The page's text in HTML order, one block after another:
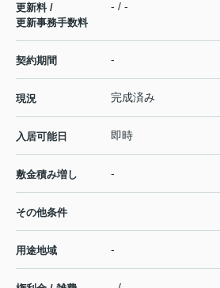
更新料 /
更新事務手数料
- / -
契約期間 -
現況 完成済み
入居可能日 即時
敷金積み増し -
その他条件
用途地域 -